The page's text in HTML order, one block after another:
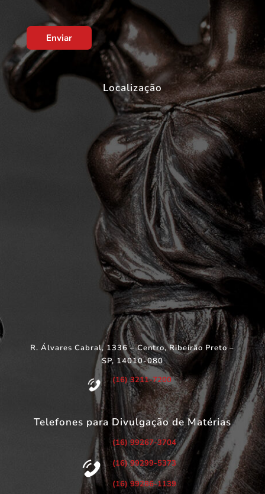
Enviar
Localização
R. Álvares Cabral, 1336 – Centro, Ribeirão Preto –
SP, 14010-080
(16) 3211-7200
Telefones para Divulgação de Matérias
(16) 99267-3704
(16) 99299-5373
(16) 99286-1139